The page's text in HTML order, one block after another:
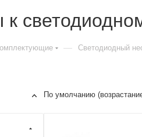
к
— Светодиодный
По умолчанию